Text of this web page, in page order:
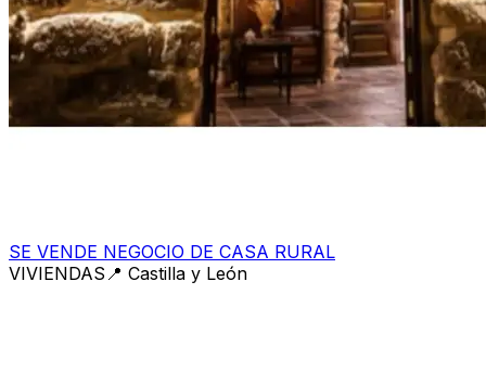
SE VENDE NEGOCIO DE CASA RURAL
VIVIENDAS 📍 Castilla y León